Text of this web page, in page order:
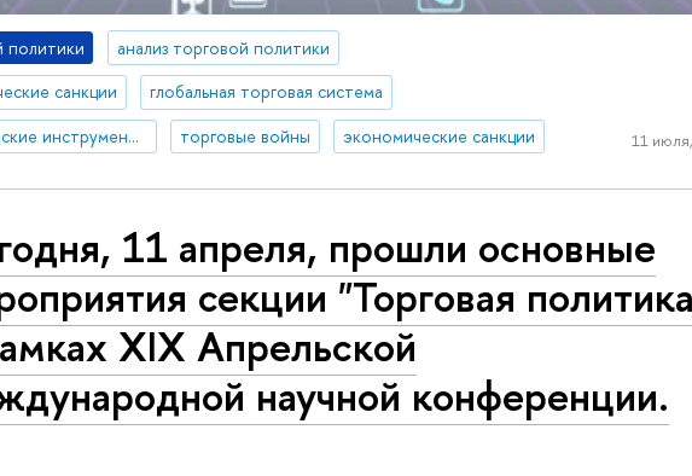
политики
анализ торговой политики
санкции
глобальная торговая система
торгово-политические инструменты
торговые войны экономические санкции 11
11 апреля, прошли основные
секции "Торговая
XIX Апрельской
научной конференции.